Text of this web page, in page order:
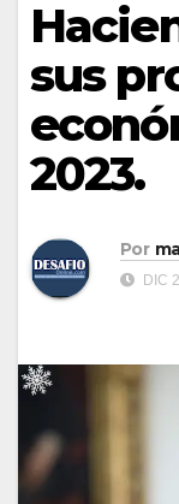
sus
2023.
Por
DIC